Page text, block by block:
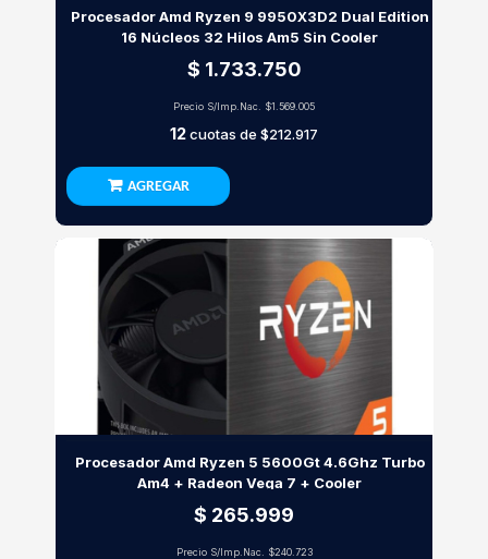
Procesador Amd Ryzen 9 9950X3D2 Dual Edition
16 Núcleos 32 Hilos Am5 Sin Cooler
$ 1.733.750
Precio S/Imp.Nac. $1.569.005
12cuotas de $212.917
AGREGAR
Procesador Amd Ryzen 5 5600Gt 4.6Ghz Turbo
Am4 + Radeon Vega 7 + Cooler
$ 265.999
Precio S/Imp.Nac. $240.723